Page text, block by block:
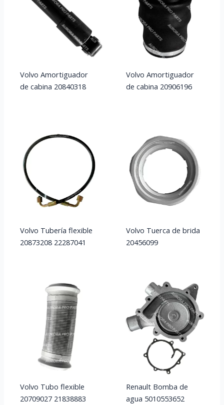
Volvo Amortiguador
de cabina 20840318
Volvo Amortiguador
de cabina 20906196
Volvo Tubería flexible
20873208 22287041
Volvo Tuerca de brida
20456099
Volvo Tubo flexible
20709027 21838883
Renault Bomba de
agua 5010553652